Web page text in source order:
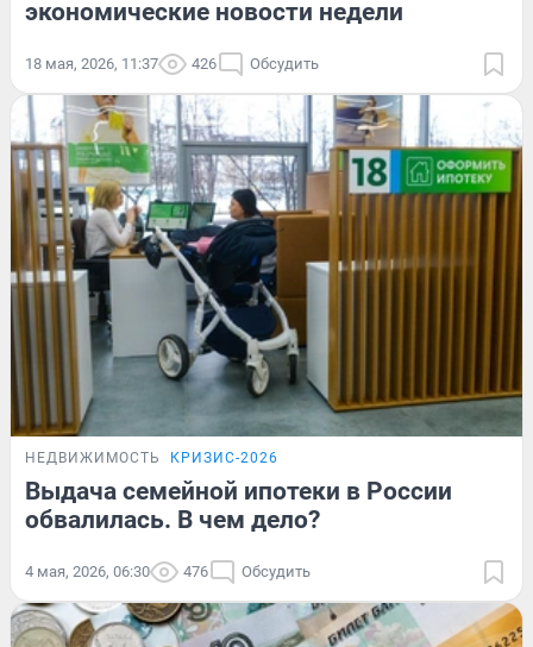
экономические новости недели
18 мая, 2026, 11:37 426 Обсудить
НЕДВИЖИМОСТЬ КРИЗИС-2026
Выдача семейной ипотеки в России
обвалилась. В чем дело?
4 мая, 2026, 06:30 476 Обсудить